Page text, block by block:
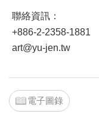
聯絡資訊：
+886-2-2358-1881
art@yu-jen.tw
電子圖錄